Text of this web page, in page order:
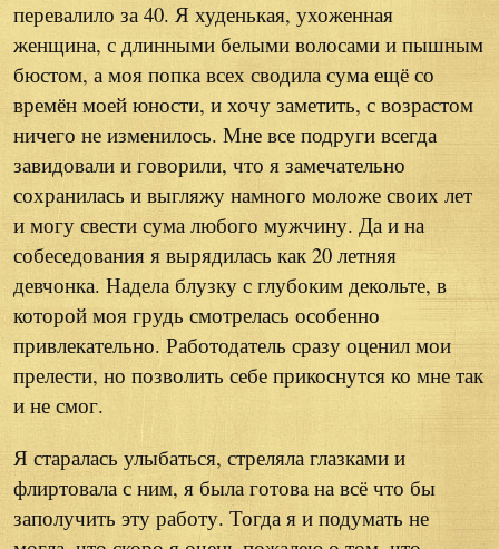
перевалило за 40. Я худенькая, ухоженная
женщина, с длинными белыми волосами и пышным
бюстом, а моя попка всех сводила сума ещё со
времён моей юности, и хочу заметить, с возрастом
ничего не изменилось. Мне все подруги всегда
завидовали и говорили, что я замечательно
сохранилась и выгляжу намного моложе своих лет
и могу свести сума любого мужчину. Да и на
собеседования я вырядилась как 20 летняя
девчонка. Надела блузку с глубоким декольте, в
которой моя грудь смотрелась особенно
привлекательно. Работодатель сразу оценил мои
прелести, но позволить себе прикоснутся ко мне так
и не смог.
Я старалась улыбаться, стреляла глазками и
флиртовала с ним, я была готова на всё что бы
заполучить эту работу. Тогда я и подумать не